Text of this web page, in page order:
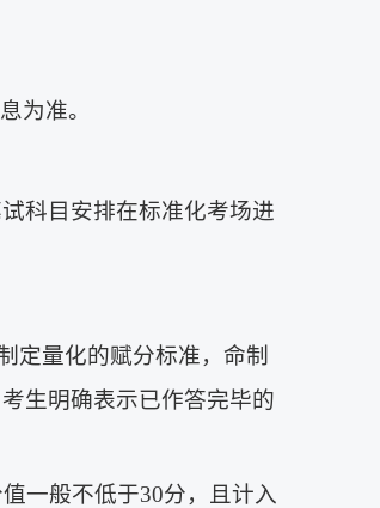
为准。
科目安排在标准化考场进
定量化的赋分标准，命制
生明确表示已作答完毕的
一般不低于30分，且计入